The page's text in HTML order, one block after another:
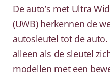
De auto’s met Ultra
(UWB) herkennen de
autosleutel tot de
alleen als de sleutel
modellen met een